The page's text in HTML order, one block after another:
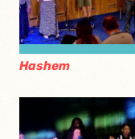
Hashem